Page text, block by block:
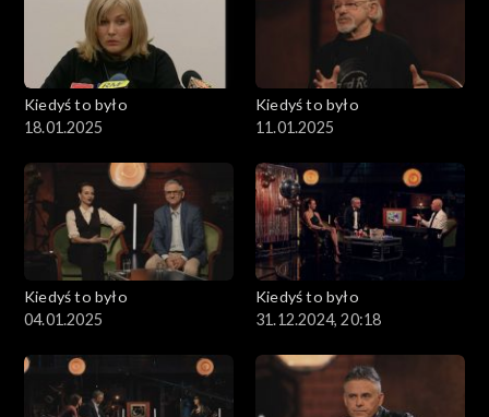
Kiedyś to było
18.01.2025
Kiedyś to było
11.01.2025
Kiedyś to było
04.01.2025
Kiedyś to było
31.12.2024, 20:18